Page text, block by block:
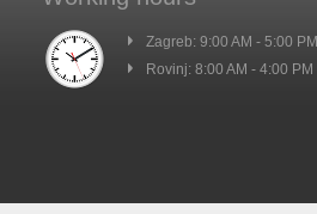
Zagreb: 9:00 AM - 5:00 PM
Rovinj: 8:00 AM - 4:00 PM